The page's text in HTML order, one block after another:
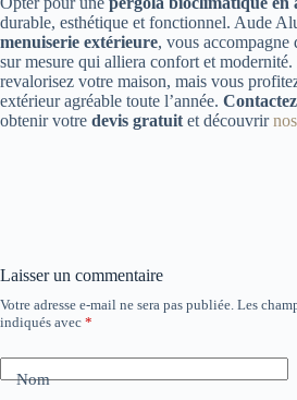
durable, esthétique et fonctionnel. Aude
menuiserie extérieure, vous accompagne
sur mesure qui alliera confort et
revalorisez votre maison, mais vous
extérieur agréable toute l’année.
obtenir votre devis gratuit et découvrir
Laisser un commentaire
Votre adresse e-mail ne sera pas publiée. Les
indiqués avec *
Nom